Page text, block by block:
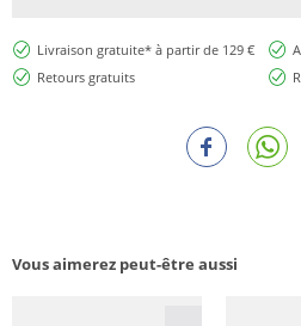
Livraison gratuite* à partir de 129 €
Retours gratuits
Vous aimerez peut-être aussi